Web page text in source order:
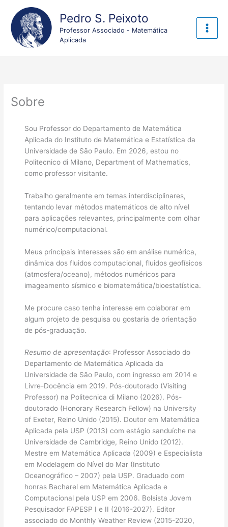
para
conteúdo
Pedro S. Peixoto
Professor Associado - Matemática
Aplicada
Sobre
Sou Professor do Departamento de Matemática
Aplicada do Instituto de Matemática e Estatística da
Universidade de São Paulo. Em 2026, estou no
Politecnico di Milano, Department of Mathematics,
como professor visitante.
Trabalho geralmente em temas interdisciplinares,
tentando levar métodos matemáticos de alto nível
para aplicações relevantes, principalmente com olhar
numérico/computacional.
Meus principais interesses são em análise numérica,
dinâmica dos fluidos computacional, fluidos geofísicos
(atmosfera/oceano), métodos numéricos para
imageamento sísmico e biomatemática/bioestatística.
Me procure caso tenha interesse em colaborar em
algum projeto de pesquisa ou gostaria de orientação
de pós-graduação.
Resumo de apresentação: Professor Associado do
Departamento de Matemática Aplicada da
Universidade de São Paulo, com ingresso em 2014 e
Livre-Docência em 2019. Pós-doutorado (Visiting
Professor) na Politecnica di Milano (2026). Pós-
doutorado (Honorary Research Fellow) na University
of Exeter, Reino Unido (2015). Doutor em Matemática
Aplicada pela USP (2013) com estágio sanduíche na
Universidade de Cambridge, Reino Unido (2012).
Mestre em Matemática Aplicada (2009) e Especialista
em Modelagem do Nível do Mar (Instituto
Oceanográfico – 2007) pela USP. Graduado com
honras Bacharel em Matemática Aplicada e
Computacional pela USP em 2006. Bolsista Jovem
Pesquisador FAPESP I e II (2016-2027). Editor
associado do Monthly Weather Review (2015-2020,